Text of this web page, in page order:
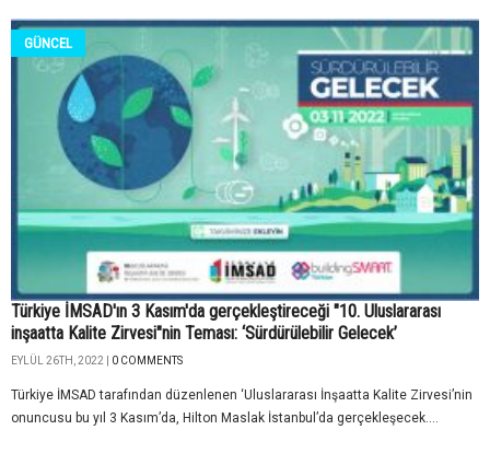
GÜNCEL
Türkiye İMSAD'ın 3 Kasım'da gerçekleştireceği "10. Uluslararası
inşaatta Kalite Zirvesi"nin Teması: ‘Sürdürülebilir Gelecek’
EYLÜL 26TH, 2022 | 0 COMMENTS
Türkiye İMSAD tarafından düzenlenen ‘Uluslararası İnşaatta Kalite Zirvesi’nin
onuncusu bu yıl 3 Kasım’da, Hilton Maslak İstanbul’da gerçekleşecek....